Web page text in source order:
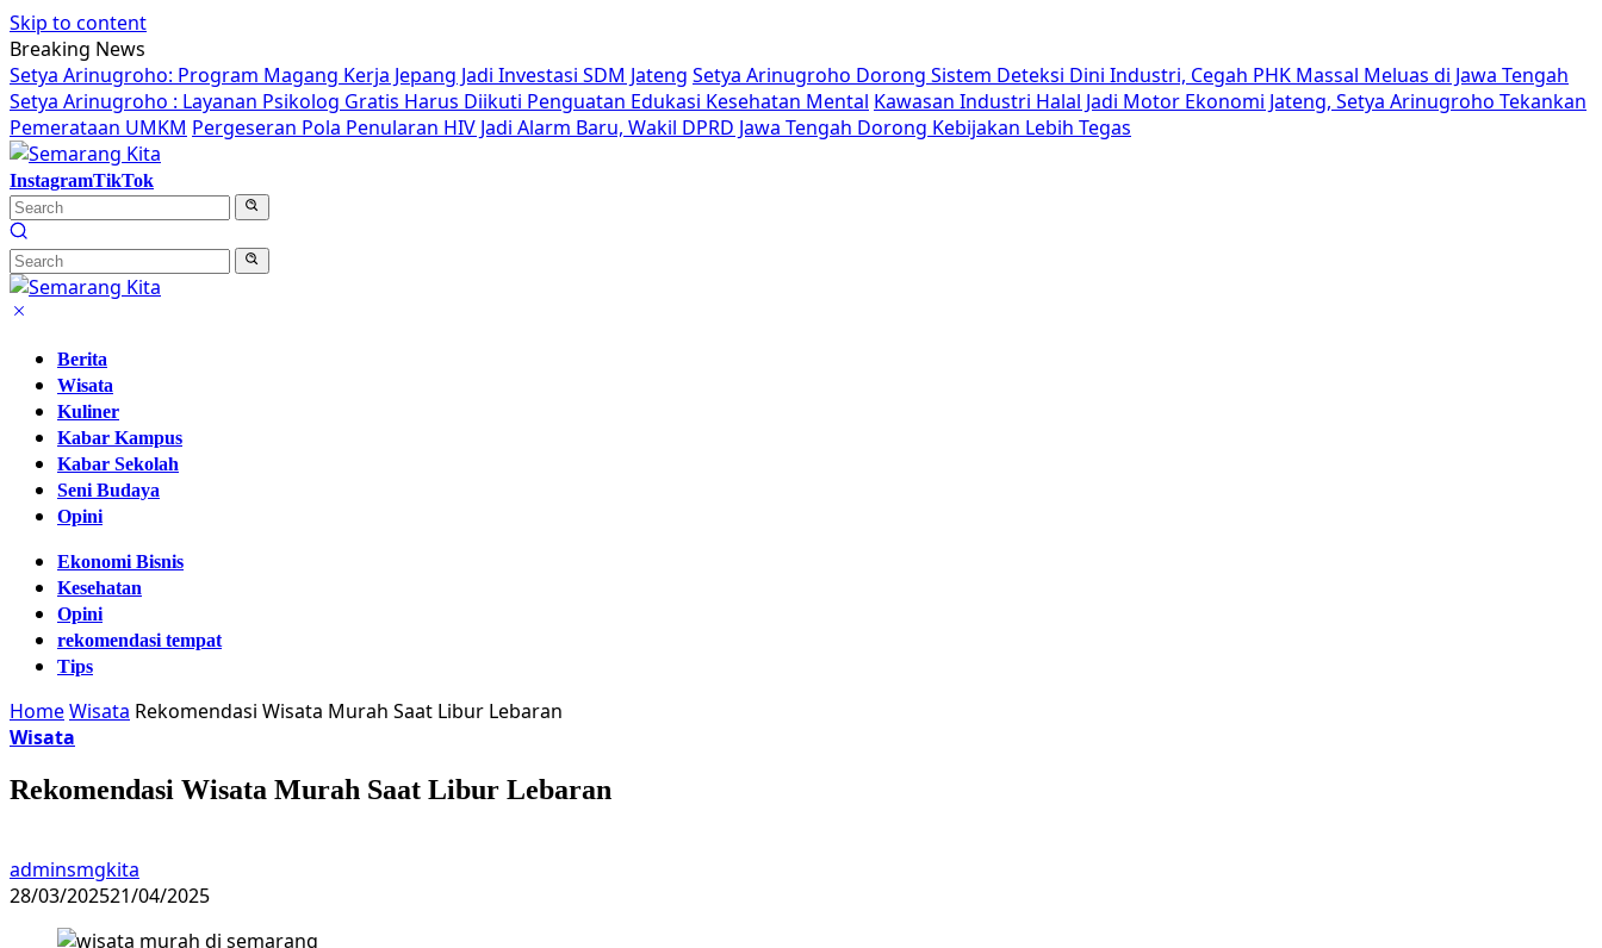
Skip to content
Breaking News
Setya Arinugroho: Program Magang Kerja Jepang Jadi Investasi SDM Jateng Setya Arinugroho Dorong Sistem Deteksi Dini Industri, Cegah PHK Massal Meluas di Jawa Tengah
Setya Arinugroho : Layanan Psikolog Gratis Harus Diikuti Penguatan Edukasi Kesehatan Mental Kawasan Industri Halal Jadi Motor Ekonomi Jateng, Setya Arinugroho Tekankan
Pemerataan UMKM Pergeseran Pola Penularan HIV Jadi Alarm Baru, Wakil DPRD Jawa Tengah Dorong Kebijakan Lebih Tegas
InstagramTikTok
Berita
Wisata
Kuliner
Kabar Kampus
Kabar Sekolah
Seni Budaya
Opini
Ekonomi Bisnis
Kesehatan
Opini
rekomendasi tempat
Tips
HomeWisata Rekomendasi Wisata Murah Saat Libur Lebaran
Wisata
Rekomendasi Wisata Murah Saat Libur Lebaran
adminsmgkita
28/03/202521/04/2025